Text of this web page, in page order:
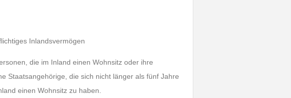
Inlandsvermögen
die im Inland einen Wohnsitz oder ihre
Staatsangehörige, die sich nicht länger als fünf Jahre
einen Wohnsitz zu haben.